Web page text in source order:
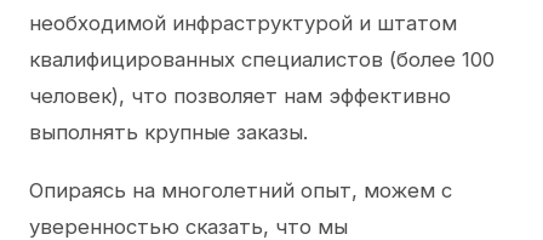
необходимой инфраструктурой и штатом
квалифицированных специалистов (более 100
человек), что позволяет нам эффективно
выполнять крупные заказы.
Опираясь на многолетний опыт, можем с
уверенностью сказать, что мы